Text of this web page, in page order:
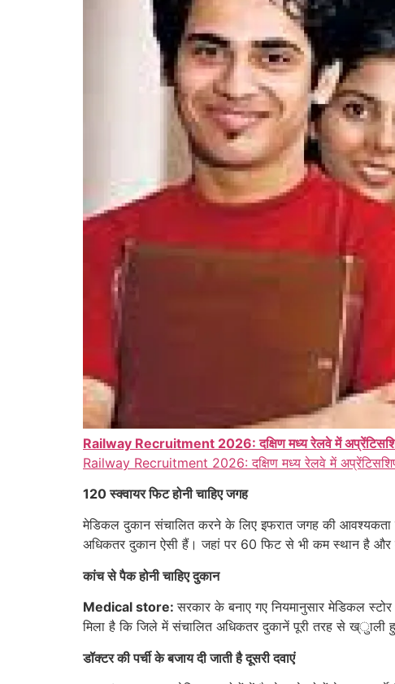
Railway Recruitment 2026: दक्षिण मध्य रेलवे में अप्रेंटिसशिप
Railway Recruitment 2026: दक्षिण मध्य रेलवे में अप्रेंटिसशिप
120 स्क्वायर फिट होनी चाहिए जगह
मेडिकल दुकान संचालित करने के लिए इफरात जगह की
अधिकतर दुकान ऐसी हैं। जहां पर 60 फिट से भी कम स्थान है और
कांच से पैक होनी चाहिए दुकान
Medical store:सरकार के बनाए गए नियमानुसार मेडिकल
मिला है कि जिले में संचालित अधिकतर दुकानें पूरी तरह से ख्ुाली
डॉक्टर की पर्ची के बजाय दी जाती है दूसरी दवाएं